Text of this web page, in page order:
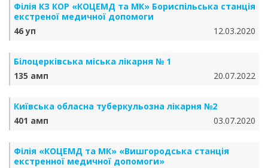
Філія КЗ КОР «КОЦЕМД та МК» Бориспільська станція
екстреної медичної допомоги
46 уп
12.03.2020
Білоцерківська міська лікарня № 1
135 амп
20.07.2022
Київська обласна туберкульозна лікарня №2
401 амп
03.07.2020
Філія «КОЦЕМД та МК» «Вишгородська станція
екстренної медичної допомоги»